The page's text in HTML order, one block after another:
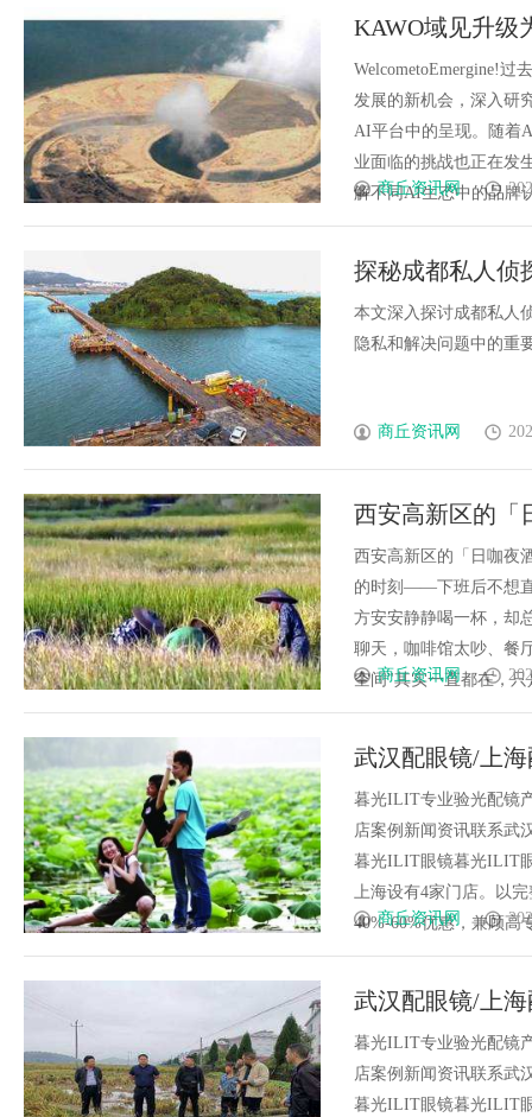
KAWO域见升级
WelcometoEmergine!
发展的新机会，深入研
AI平台中的呈现。随着
业面临的挑战也正在发
解不同AI生态中的品牌
商丘资讯网
探秘成都私人侦
本文深入探讨成都私人
隐私和解决问题中的重
商丘资讯网
西安高新区的「
容纳温柔
西安高新区的「日咖夜
的时刻——下班后不想
方安安静静喝一杯，却
聊天，咖啡馆太吵、餐
空间"其实一直都在，
商丘资讯网
武汉配眼镜/上
暮光ILIT专业验光配镜
店案例新闻资讯联系武
暮光ILIT眼镜暮光ILIT
上海设有4家门店。以
40%-60%优惠，兼顾高
商丘资讯网
武汉配眼镜/上
暮光ILIT专业验光配镜
店案例新闻资讯联系武
暮光ILIT眼镜暮光ILIT